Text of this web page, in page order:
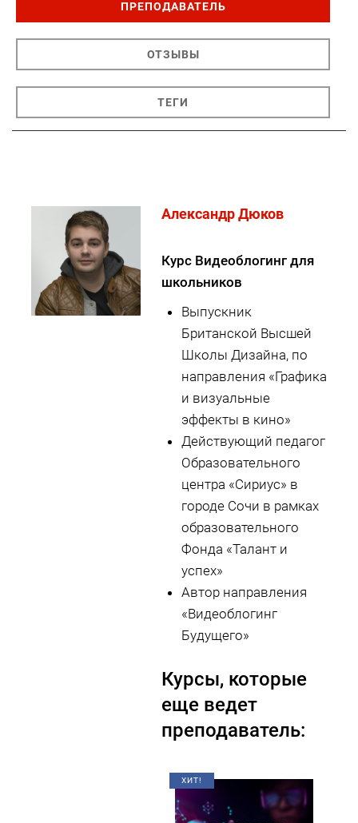
ПРЕПОДАВАТЕЛЬ
ОТЗЫВЫ
ТЕГИ
Александр Дюков
Курс Видеоблогинг для
школьников
Выпускник
Британской Высшей
Школы Дизайна, по
направления «Графика
и визуальные
эффекты в кино»
Действующий педагог
Образовательного
центра «Сириус» в
городе Сочи в рамках
образовательного
Фонда «Талант и
успех»
Автор направления
«Видеоблогинг
Будущего»
Курсы, которые
еще ведет
преподаватель:
ХИТ!